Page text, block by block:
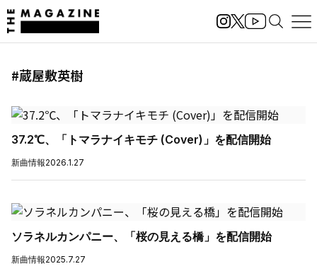
#蔵屋敷英樹
37.2℃、「トマラナイキモチ (Cover)」を配信開始
新曲情報2026.1.27
ソラネルカンパニー、「桜の見える橋」を配信開始
新曲情報2025.7.27